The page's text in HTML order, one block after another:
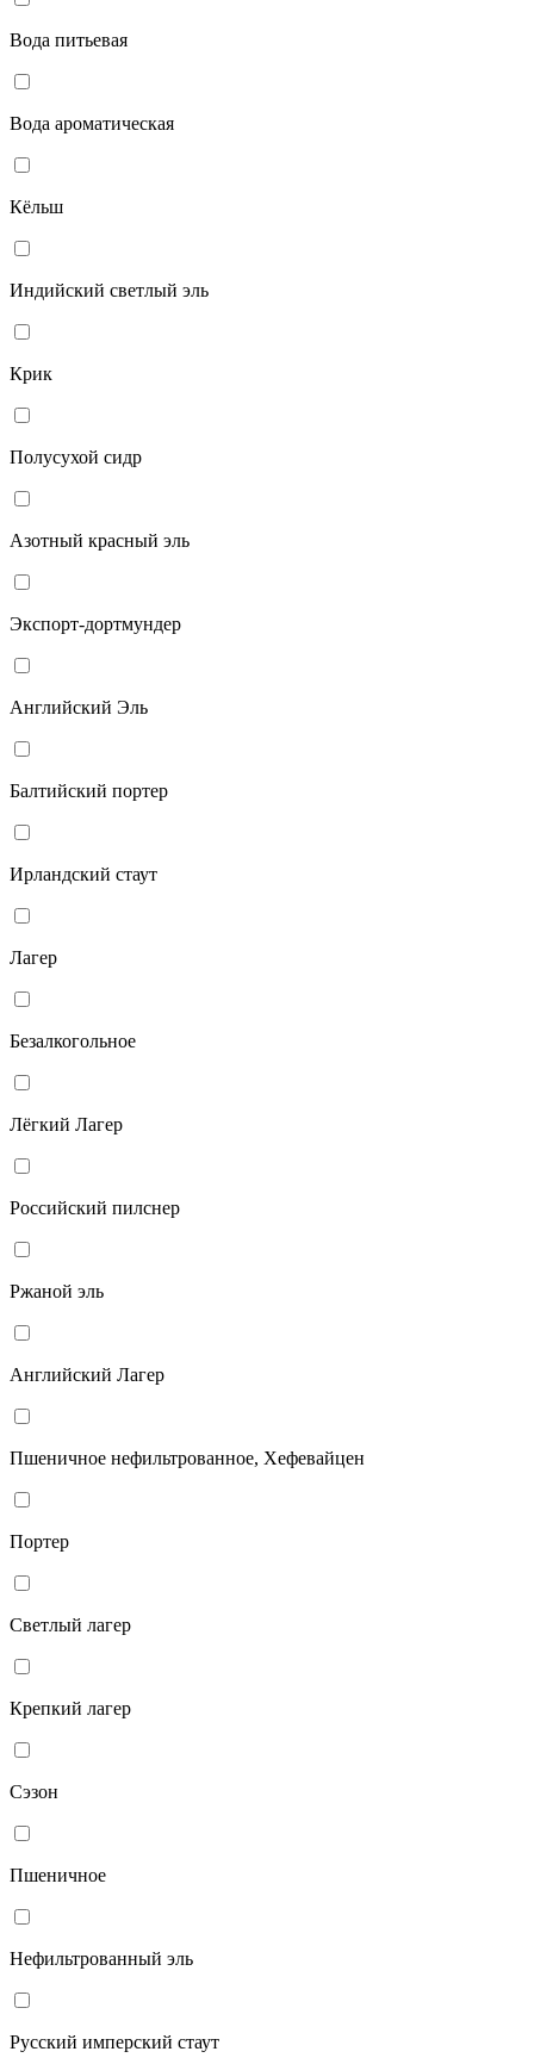
Вода питьевая
Вода ароматическая
Кёльш
Индийский светлый эль
Крик
Полусухой сидр
Азотный красный эль
Экспорт-дортмундер
Английский Эль
Балтийский портер
Ирландский стаут
Лагер
Безалкогольное
Лёгкий Лагер
Российский пилснер
Ржаной эль
Английский Лагер
Пшеничное нефильтрованное, Хефевайцен
Портер
Светлый лагер
Крепкий лагер
Сэзон
Пшеничное
Нефильтрованный эль
Русский имперский стаут